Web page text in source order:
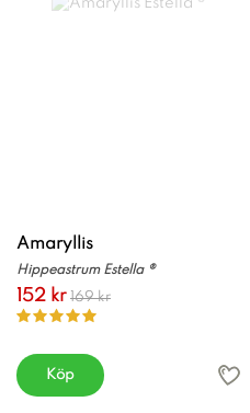
Amaryllis
Hippeastrum Estella ®
152 kr 169 kr
Köp